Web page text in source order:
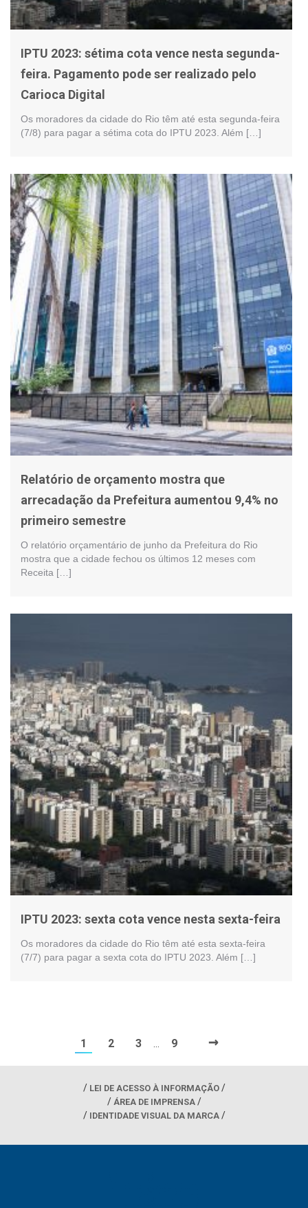
IPTU 2023: sétima cota vence nesta segunda-
feira. Pagamento pode ser realizado pelo
Carioca Digital
Os moradores da cidade do Rio têm até esta segunda-feira
(7/8) para pagar a sétima cota do IPTU 2023. Além […]
Relatório de orçamento mostra que
arrecadação da Prefeitura aumentou 9,4% no
primeiro semestre
O relatório orçamentário de junho da Prefeitura do Rio
mostra que a cidade fechou os últimos 12 meses com
Receita […]
IPTU 2023: sexta cota vence nesta sexta-feira
Os moradores da cidade do Rio têm até esta sexta-feira
(7/7) para pagar a sexta cota do IPTU 2023. Além […]
1 2 3 9 →
LEI DE ACESSO À INFORMAÇÃO
ÁREA DE IMPRENSA
IDENTIDADE VISUAL DA MARCA